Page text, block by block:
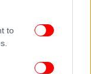
to
ΑΡΧΑΊΑ ΕΛΛΗΝΙΚΆ